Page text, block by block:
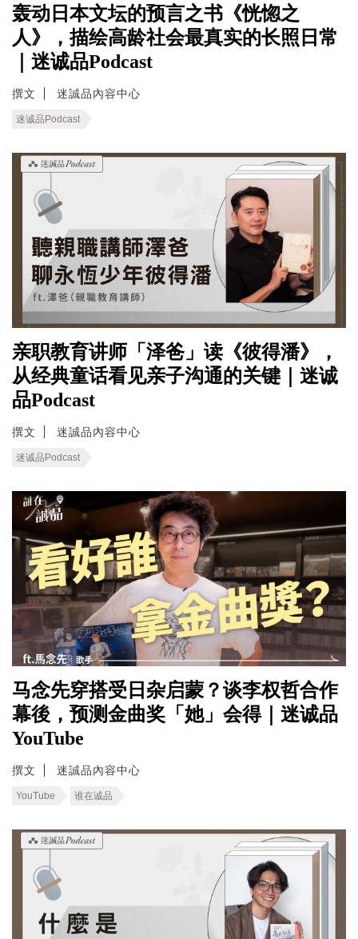
轰动日本文坛的预言之书《恍惚之
人》，描绘高龄社会最真实的长照日常
｜迷诚品Podcast
撰文 迷誠品內容中心
迷诚品Podcast
亲职教育讲师「泽爸」读《彼得潘》，
从经典童话看见亲子沟通的关键｜迷诚
品Podcast
撰文 迷誠品內容中心
迷诚品Podcast
马念先穿搭受日杂启蒙？谈李权哲合作
幕後，预测金曲奖「她」会得｜迷诚品
YouTube
撰文 迷誠品內容中心
YouTube 谁在诚品